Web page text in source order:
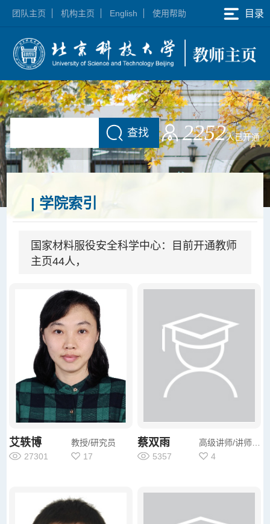
团队主页 机构主页 English 使用帮助 目录
查找 2252人已开通
| 学院索引
国家材料服役安全科学中心：目前开通教师
主页44人，
教授/研究员
艾轶博
27301 17
蔡双雨
5357 4